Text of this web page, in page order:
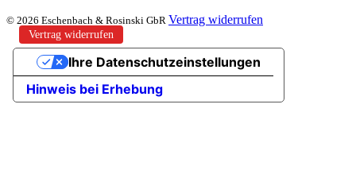
© 2026 Eschenbach & Rosinski GbR Vertrag widerrufen
Vertrag widerrufen
Hinweis bei Erhebung
Ihre Datenschutzeinstellungen